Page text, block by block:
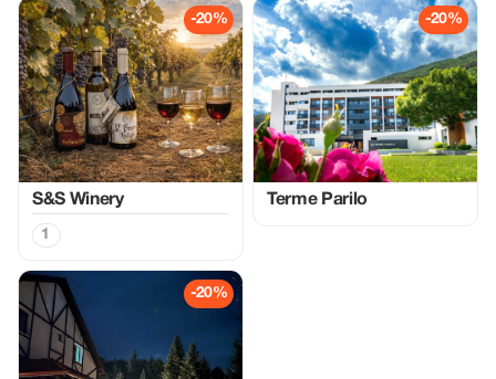
-20%
S&S Winery
1
-20%
Terme Parilo
-20%